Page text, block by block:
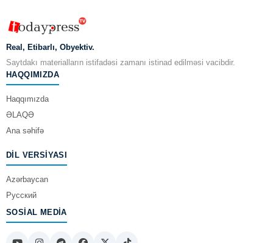
Real, Etibarlı, Obyektiv.
Saytdakı materialların istifadəsi zamanı istinad edilməsi vacibdir.
HAQQIMIZDA
Haqqımızda
ƏLAQƏ
Ana səhifə
DIL VERSIYASI
Azərbaycan
Русский
SOSIAL MEDIA